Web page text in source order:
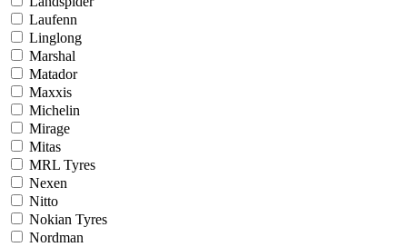
Laufenn
Linglong
Marshal
Matador
Maxxis
Michelin
Mirage
Mitas
MRL Tyres
Nexen
Nitto
Nokian Tyres
Nordman